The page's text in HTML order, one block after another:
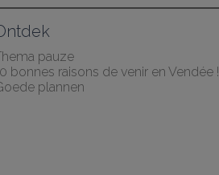
pauze
bonnes raisons de venir en Vendée !
plannen